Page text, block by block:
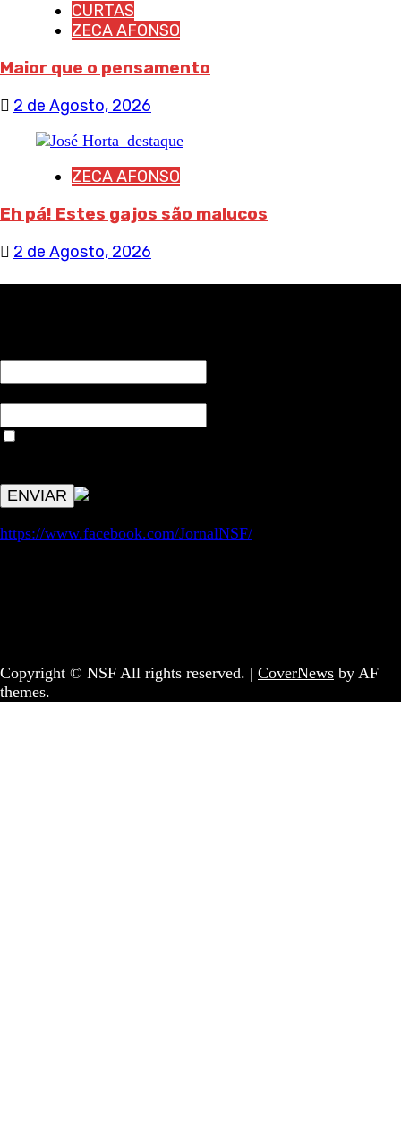
CURTAS
ZECA AFONSO
Maior que o pensamento
2 de Agosto, 2026
ZECA AFONSO
Eh pá! Estes gajos são malucos
2 de Agosto, 2026
https://www.facebook.com/JornalNSF/
Copyright © NSF All rights reserved. | CoverNews by AF
themes.